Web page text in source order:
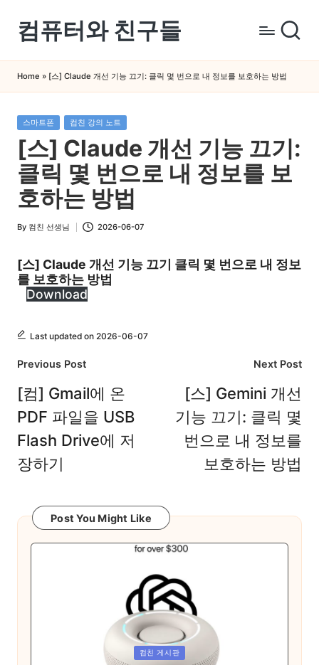
Skip
content
컴퓨터와 친구들
퓨
터
스
마
트
폰
을
쉽
배
우
는
Home » [스] Claude 개선 기능 끄기: 클릭 몇 번으로 내 정보를 보호하는 방법
Posted
in
스마트폰 컴친 강의 노트
[스] Claude 개선 기능 끄기:
클릭 몇 번으로 내 정보를 보
호하는 방법
Posted
By 컴친 선생님 2026-06-07
[스] Claude 개선 기능 끄기 클릭 몇 번으로 내 정보
를 보호하는 방법
Download
Last updated on 2026-06-07
Post
navigation
Previous Post
[컴] Gmail에 온
PDF 파일을 USB
Flash Drive에 저
장하기
Next Post
[스] Gemini 개선
기능 끄기: 클릭 몇
번으로 내 정보를
보호하는 방법
Post You Might Like
컴친 게시판